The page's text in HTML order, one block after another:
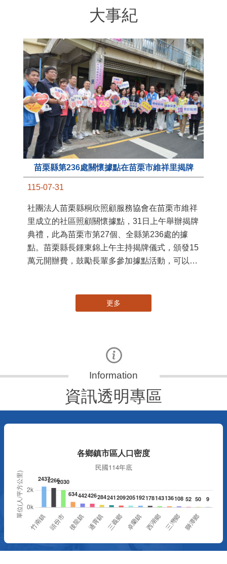
大事紀
苗栗縣第236處關懷據點在苗栗市維祥里揭牌
115-07-31
社團法人苗栗縣桐欣照顧服務協會在苗栗市維祥
里成立的社區照顧關懷據點，31日上午舉辦揭牌
典禮，此為苗栗市第27個、全縣第236處的據
點。苗栗縣長鍾東錦上午主持揭牌儀式，頒發15
萬元開辦費，鼓勵長輩多參加據點活動，可以更
更多
資訊透明專區